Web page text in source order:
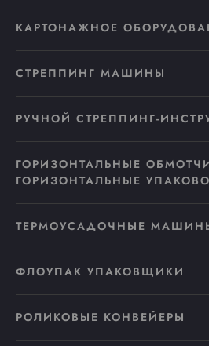
КАРТОНАЖНОЕ
СТРЕППИНГ МАШИНЫ
РУЧНОЙ СТРЕППИНГ-
ГОРИЗОНТАЛЬНЫЕ
ГОРИЗОНТАЛЬНЫЕ
ТЕРМОУСАДОЧНЫЕ
ФЛОУПАК УПАКОВЩИКИ
РОЛИКОВЫЕ КОНВЕЙЕРЫ